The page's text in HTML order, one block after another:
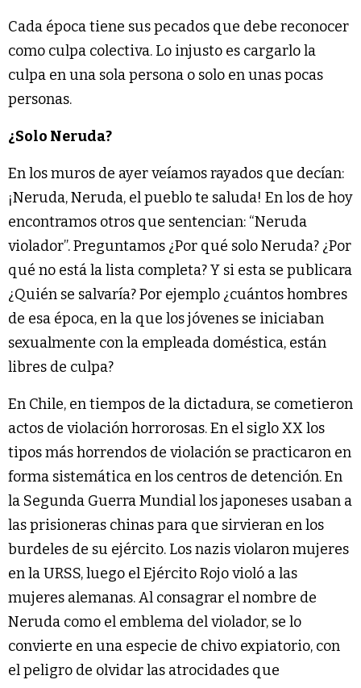
Cada época tiene sus pecados que debe reconocer
como culpa colectiva. Lo injusto es cargarlo la
culpa en una sola persona o solo en unas pocas
personas.
¿Solo Neruda?
En los muros de ayer veíamos rayados que decían:
¡Neruda, Neruda, el pueblo te saluda! En los de hoy
encontramos otros que sentencian: “Neruda
violador”. Preguntamos ¿Por qué solo Neruda? ¿Por
qué no está la lista completa? Y si esta se publicara
¿Quién se salvaría? Por ejemplo ¿cuántos hombres
de esa época, en la que los jóvenes se iniciaban
sexualmente con la empleada doméstica, están
libres de culpa?
En Chile, en tiempos de la dictadura, se cometieron
actos de violación horrorosas. En el siglo XX los
tipos más horrendos de violación se practicaron en
forma sistemática en los centros de detención. En
la Segunda Guerra Mundial los japoneses usaban a
las prisioneras chinas para que sirvieran en los
burdeles de su ejército. Los nazis violaron mujeres
en la URSS, luego el Ejército Rojo violó a las
mujeres alemanas. Al consagrar el nombre de
Neruda como el emblema del violador, se lo
convierte en una especie de chivo expiatorio, con
el peligro de olvidar las atrocidades que